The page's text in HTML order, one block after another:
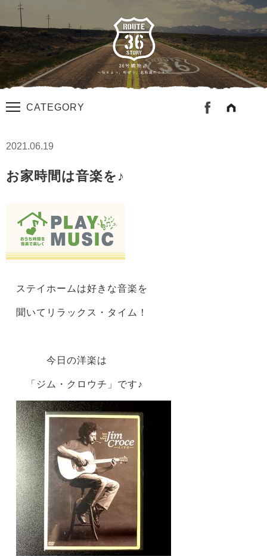
CATEGORY
2021.06.19
お家時間は音楽を♪
ステイホームは好きな音楽を
聞いてリラックス・タイム！
今日の洋楽は
「ジム・クロウチ」です♪